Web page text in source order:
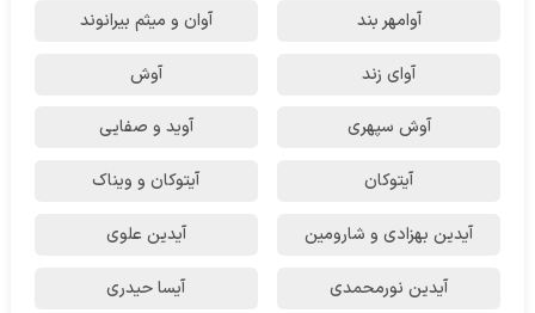
آوامهر بند آوان و میثم بیرانوند
آوای زند آوش
آوش سپهری آوید و صفایی
آیتوکان آیتوکان و ویناک
آیدین بهزادی و شارومین آیدین علوی
آیدین نورمحمدی آیسا حیدری